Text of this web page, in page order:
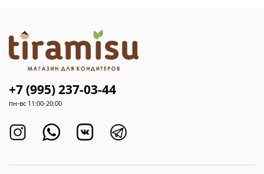
+7 (995) 237-03-44
пн-вс 11:00-20:00